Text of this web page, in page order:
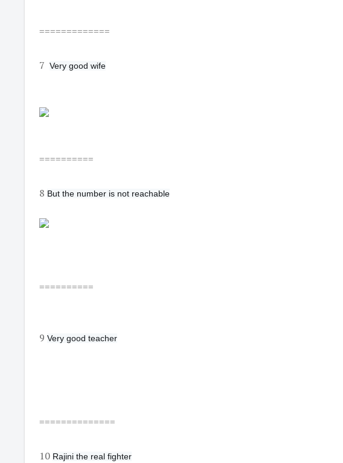
=============
7Very good wife
==========
8 But the number is not reachable
==========
9Very good teacher
==============
10 Rajini the real fighter